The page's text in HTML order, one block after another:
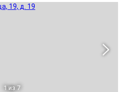
1 из 7